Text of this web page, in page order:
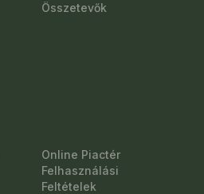
Összetevők
Online Piactér
Felhasználási
Feltételek